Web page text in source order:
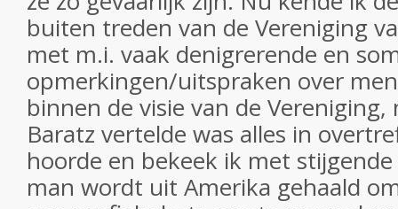
buiten treden van de Vereniging
met m.i. vaak denigrerende en
opmerkingen/uitspraken over
binnen de visie van de
Baratz vertelde was alles in
hoorde en bekeek ik met
man wordt uit Amerika gehaald